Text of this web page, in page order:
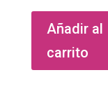
Añadir al
carrito